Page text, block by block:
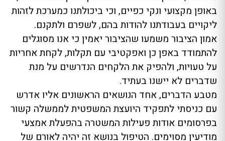
באופן מקצועי ונקי כפיים, וכי ביכולתנו כמערכת לזהות
ליקויים בעבודתנו להודות בהם, לשפרם ולתקנם.
אמון הציבור משמעו שהציבור יאמין כי אנו מסוגלים
להתמודד באפן כן ואפקטיבי עם תקלות, לקחת אחריות
על טעויות, ולהפיק את הלקחים הנדרשים על מנת
שדברים לא יישנו בעתיד.
מטבע הדברים, אחד הנושאים הראשונים אליו אדרש
עם כניסתי לתפקיד היועצת המשפטית לממשלה קשור
בפרסומים אודות פעילות המשטרה בהפעלת אמצעי
מודיעין מסוימים. הטיפול בנושא זה יהיה לאורם של